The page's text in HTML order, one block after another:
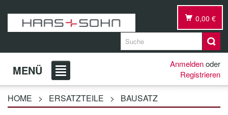
0,00 €
MENÜ Anmeldenoder
Registrieren
HOME > ERSATZTEILE > BAUSATZ